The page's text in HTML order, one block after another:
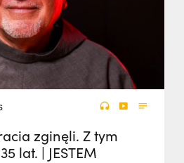
zginęli. Z tym
lat. | JESTEM